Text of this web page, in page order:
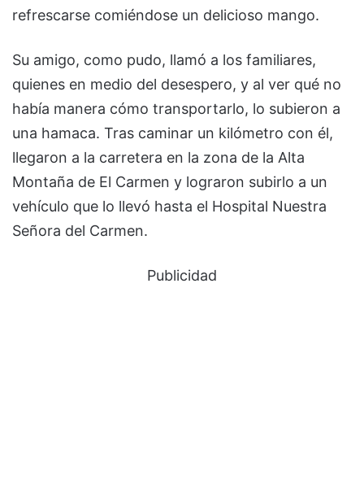
refrescarse comiéndose un delicioso mango.
Su amigo, como pudo, llamó a los familiares,
quienes en medio del desespero, y al ver qué no
había manera cómo transportarlo, lo subieron a
una hamaca. Tras caminar un kilómetro con él,
llegaron a la carretera en la zona de la Alta
Montaña de El Carmen y lograron subirlo a un
vehículo que lo llevó hasta el Hospital Nuestra
Señora del Carmen.
Publicidad